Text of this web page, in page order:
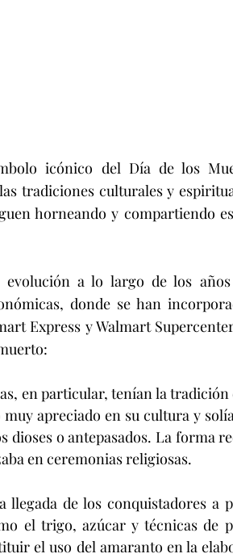
icónico del Día de los
tradiciones culturales y
horneando y compartiendo
a lo largo de los
donde se han
Express y Walmart
en particular, tenían la
apreciado en su cultura y
dioses o antepasados. La forma
en ceremonias religiosas.
llegada de los conquistadores a
el trigo, azúcar y técnicas de
el uso del amaranto en la